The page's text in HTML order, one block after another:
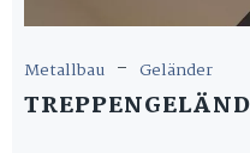
Metallbau - Geländer